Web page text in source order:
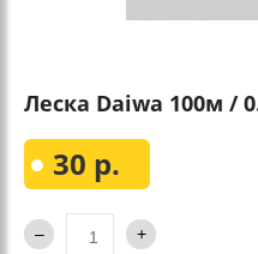
Леска Daiwa 100м /
30 р.